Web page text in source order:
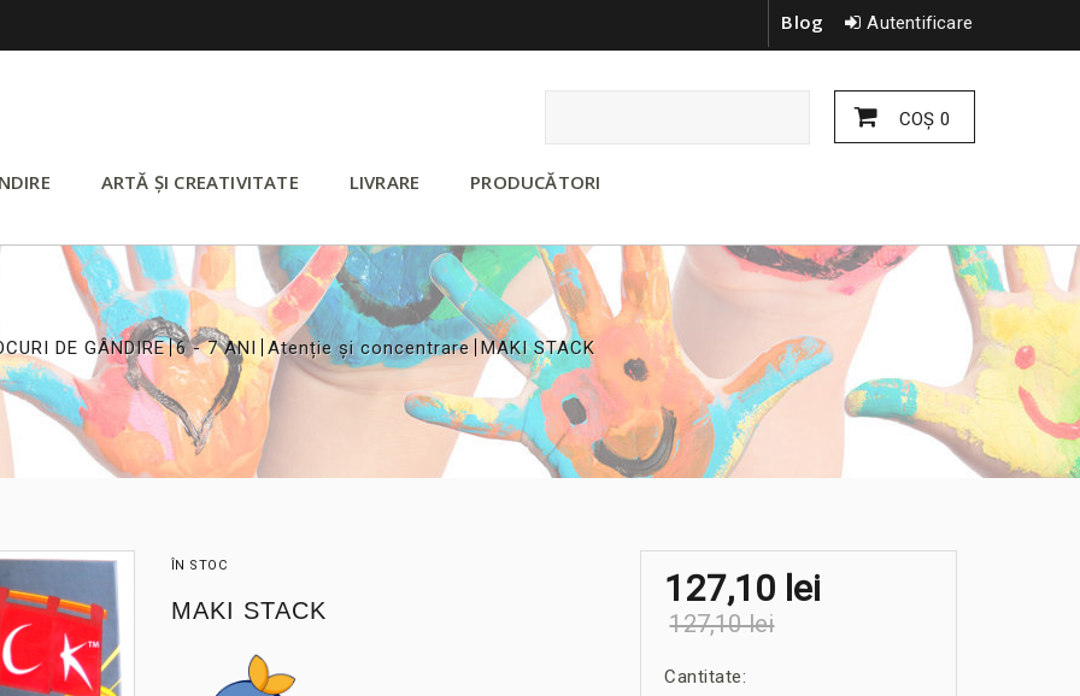
Autentificare
Blog
COŞ 0
ARTĂ ȘI CREATIVITATE LIVRARE PRODUCĂTORI
DE GÂNDIRE
>
6 - 7 ANI
>
Atenție și concentrare
>
MAKI STACK
ÎN STOC
MAKI STACK
127,10 lei
127,10 lei
Cantitate: